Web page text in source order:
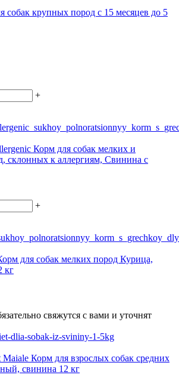
собак крупных пород с 15 месяцев до 5
+
Корм для собак мелких и
склонных к аллергиям, Свинина с
+
для собак мелких пород Курица,
кг
свяжутся с вами и уточнят
Корм для взрослых собак средних
свинина 12 кг